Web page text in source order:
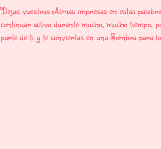
Dejad vuestras Almas impresas en estas
continuar activo durante mucho, mucho tiempo,
parte de ti y te conviertas en una Sombra para